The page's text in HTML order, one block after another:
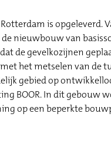
is opgeleverd.
nieuwbouw van
de gevelkozijnen
het metselen van
gebied op
BOOR. In dit gebouw
op een beperkte